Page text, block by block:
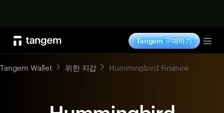
Tangem 구매하기
Tangem Wallet 위한 지갑 Hummingbird Finance